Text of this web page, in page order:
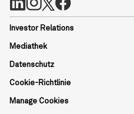
Investor Relations
Mediathek
Datenschutz
Cookie-Richtlinie
Manage Cookies